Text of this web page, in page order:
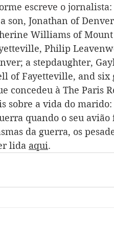
escreve o jornalista:
son, Jonathan of
Williams of Mount
Philip
a stepdaughter,
of Fayetteville, and
concedeu à The Paris
sobre a vida do
quando o seu
da guerra, os
lida aqui.